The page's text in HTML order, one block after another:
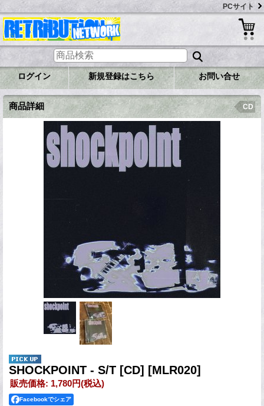
PCサイト
ログイン 新規登録はこちら お問い合せ
商品詳細 CD
SHOCKPOINT - S/T [CD] [MLR020]
販売価格: 1,780円(税込)
Facebookでシェア